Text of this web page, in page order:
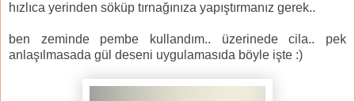
hızlıca yerinden söküp tırnağınıza yapıştırmanız gerek..
ben zeminde pembe kullandım.. üzerinede cila.. pek
anlaşılmasada gül deseni uygulamasıda böyle işte :)